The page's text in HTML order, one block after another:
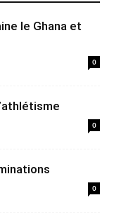
le Ghana et
0
0
0